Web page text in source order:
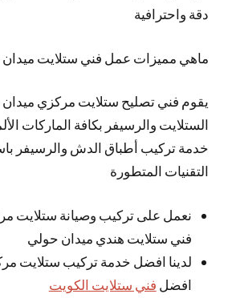
دقة واحترافية
ماهي مميزات عمل فني ستلايت
يقوم فني تصليح ستلايت مركزي
الستلايت والرسيفر بكافة الماركات
خدمة تركيب أطباق الدش والرسيفر
التقنيات المتطورة
نعمل على تركيب وصيانة ستلايت
فني ستلايت هندي ميدان حولي
لدينا افضل خدمة تركيب ستلايت
افضل فني ستلايت الكويت